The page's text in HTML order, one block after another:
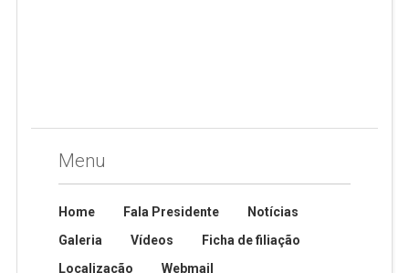
Menu
Home Fala Presidente
Notícias
Galeria
Vídeos
Ficha de filiação
Localização
Webmail